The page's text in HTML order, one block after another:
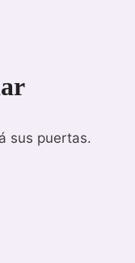
sus puertas.